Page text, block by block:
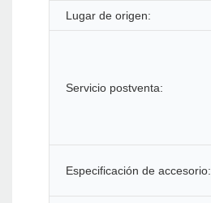
Lugar de origen:
Servicio postventa:
Especificación de accesorio: